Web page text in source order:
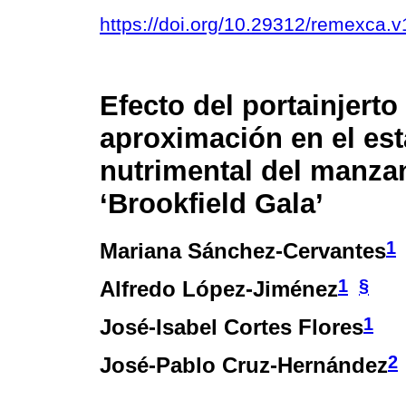
https://doi.org/10.29312/
Efecto del portainjerto
aproximación en el
nutrimental del
‘Brookfield Gala’
Mariana Sánchez-Cervantes1
Alfredo López-Jiménez1 §
José-Isabel Cortes Flores1
José-Pablo Cruz-Hernández2